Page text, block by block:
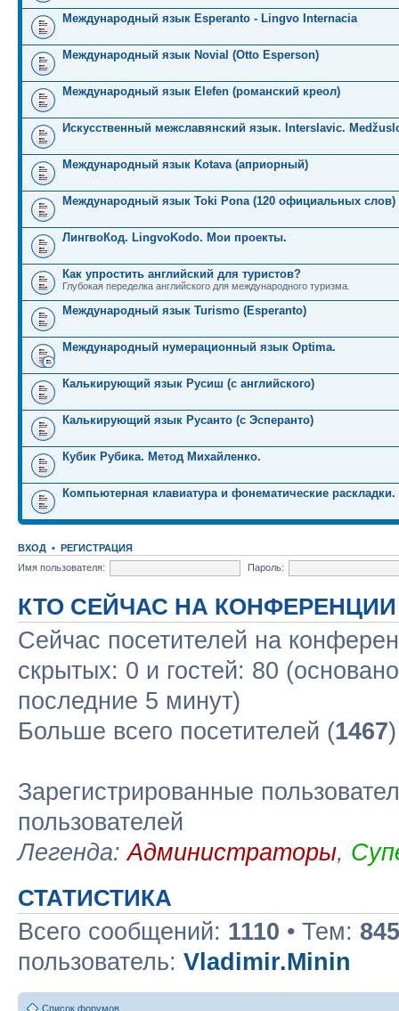
Международный язык Esperanto - Lingvo Internacia
Международный язык Novial (Otto Esperson)
Международный язык Elefen (романский креол)
Искусственный межславянский язык. Interslavic.
Международный язык Kotava (априорный)
Международный язык Toki Pona (120 официальных слов)
ЛингвоКод. LingvoKodo. Мои проекты.
Как упростить английский для туристов?
Глубокая переделка английского для международного туризма.
Международный язык Turismo (Esperanto)
Международный нумерационный язык Optima.
Калькирующий язык Русиш (с английского)
Калькирующий язык Русанто (с Эсперанто)
Кубик Рубика. Метод Михайленко.
Компьютерная клавиатура и фонематические раскладки.
ВХОД • РЕГИСТРАЦИЯ
Имя пользователя:
Пароль:
КТО СЕЙЧАС НА КОНФЕРЕНЦИИ
Сейчас посетителей на
скрытых: 0 и гостей: 80
последние 5 минут)
Больше всего посетителей (1467
Зарегистрированные
пользователей
Легенда:Администраторы,
СТАТИСТИКА
Всего сообщений: 1110 • Тем: 845
пользователь: Vladimir.Minin
Список форумов